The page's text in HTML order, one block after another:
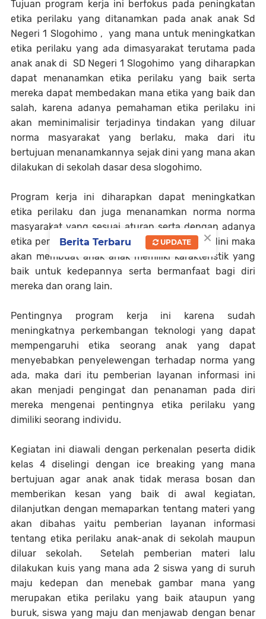
Tujuan program kerja ini berfokus pada peningkatan
etika perilaku yang ditanamkan pada anak anak Sd
Negeri 1 Slogohimo , yang mana untuk meningkatkan
etika perilaku yang ada dimasyarakat terutama pada
anak anak di SD Negeri 1 Slogohimo yang diharapkan
dapat menanamkan etika perilaku yang baik serta
mereka dapat membedakan mana etika yang baik dan
salah, karena adanya pemahaman etika perilaku ini
akan meminimalisir terjadinya tindakan yang diluar
norma masyarakat yang berlaku, maka dari itu
bertujuan menanamkannya sejak dini yang mana akan
dilakukan di sekolah dasar desa slogohimo.
Program kerja ini diharapkan dapat meningkatkan
etika perilaku dan juga menanamkan norma norma
masyarakat yang sesuai aturan serta dengan adanya
etika perilaku yang sudah ditanamkan sejak dini maka
akan membuat anak anak memiliki karakteristik yang
baik untuk kedepannya serta bermanfaat bagi diri
mereka dan orang lain.
Pentingnya program kerja ini karena sudah
meningkatnya perkembangan teknologi yang dapat
mempengaruhi etika seorang anak yang dapat
menyebabkan penyelewengan terhadap norma yang
ada, maka dari itu pemberian layanan informasi ini
akan menjadi pengingat dan penanaman pada diri
mereka mengenai pentingnya etika perilaku yang
dimiliki seorang individu.
Kegiatan ini diawali dengan perkenalan peserta didik
kelas 4 diselingi dengan ice breaking yang mana
bertujuan agar anak anak tidak merasa bosan dan
memberikan kesan yang baik di awal kegiatan,
dilanjutkan dengan memaparkan tentang materi yang
akan dibahas yaitu pemberian layanan informasi
tentang etika perilaku anak-anak di sekolah maupun
diluar sekolah. Setelah pemberian materi lalu
dilakukan kuis yang mana ada 2 siswa yang di suruh
maju kedepan dan menebak gambar mana yang
merupakan etika perilaku yang baik ataupun yang
buruk, siswa yang maju dan menjawab dengan benar
×
Berita Terbaru UPDATE